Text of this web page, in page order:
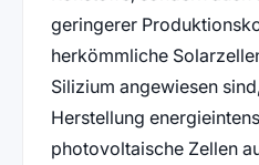
geringerer
herkömmliche
Silizium angewiesen
Herstellung
photovoltaische Zellen